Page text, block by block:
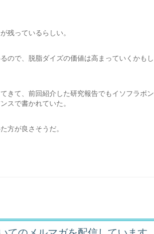
残っているらしい。
ので、脱脂ダイズの価値は高まっていくかもし
きて、前回紹介した研究報告でもイソフラボン
スで書かれていた。
方が良さそうだ。